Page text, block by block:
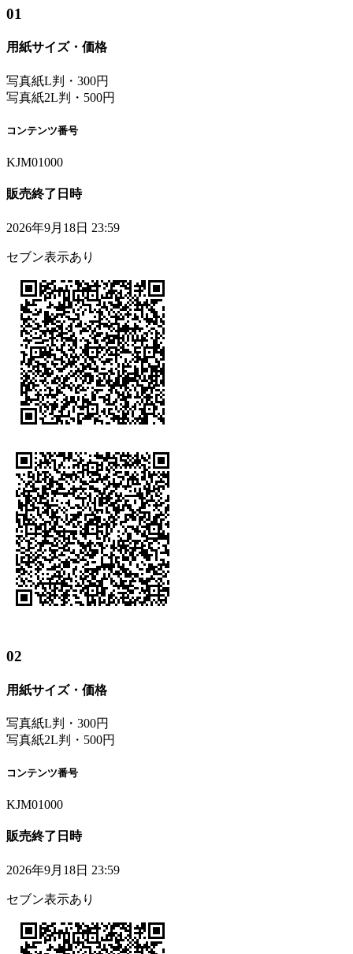
01
用紙サイズ・価格
写真紙L判・300円
写真紙2L判・500円
コンテンツ番号
KJM01000
販売終了日時
2026年9月18日 23:59
セブン表示あり
02
用紙サイズ・価格
写真紙L判・300円
写真紙2L判・500円
コンテンツ番号
KJM01000
販売終了日時
2026年9月18日 23:59
セブン表示あり